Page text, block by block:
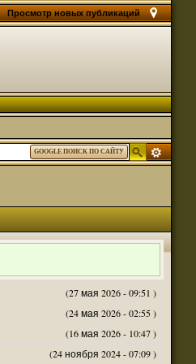
Просмотр новых публикаций
GOOGLE ПОИСК ПО САЙТУ
(27 мая 2026 - 09:51 )
(24 мая 2026 - 02:55 )
(16 мая 2026 - 10:47 )
(24 ноября 2024 - 07:09 )